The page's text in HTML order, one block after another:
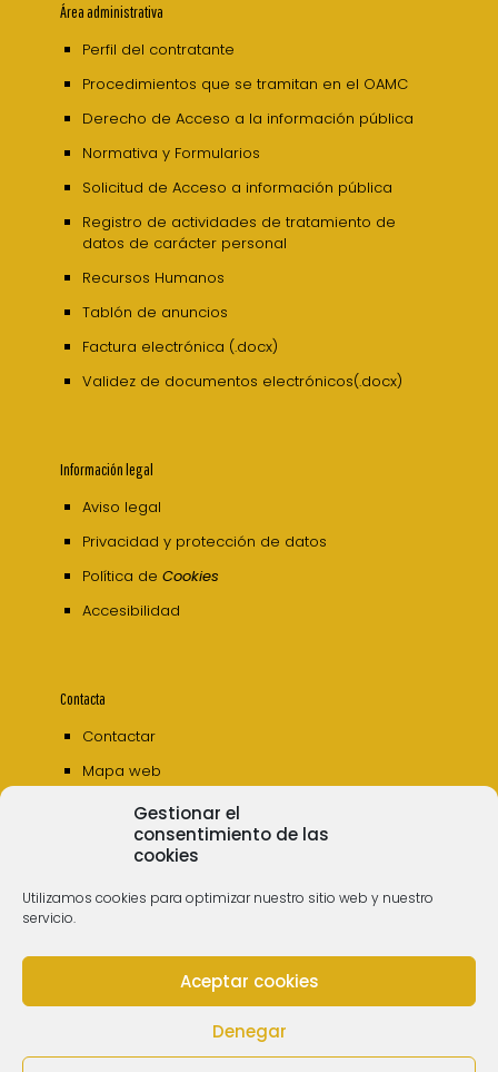
Gestionar el
consentimiento de las
cookies
Utilizamos cookies para optimizar nuestro sitio web y nuestro
servicio.
Aceptar cookies
Denegar
Área administrativa
Perfil del contratante
Procedimientos que se tramitan en el OAMC
Derecho de Acceso a la información pública
Normativa y Formularios
Solicitud de Acceso a información pública
Registro de actividades de tratamiento de
datos de carácter personal
Recursos Humanos
Tablón de anuncios
Factura electrónica (.docx)
Validez de documentos electrónicos(.docx)
Información legal
Aviso legal
Privacidad y protección de datos
Política de Cookies
Accesibilidad
Contacta
Contactar
Mapa web
© 2006 - 2023 Museos de Tenerife. Todos los
derechos reservados